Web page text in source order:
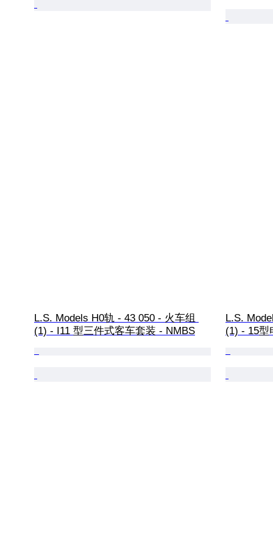
L.S. Models H0轨 - 43 050 - 火车组
(1) - I11 型三件式客车套装 - NMBS
L.S.
(1) - 15型